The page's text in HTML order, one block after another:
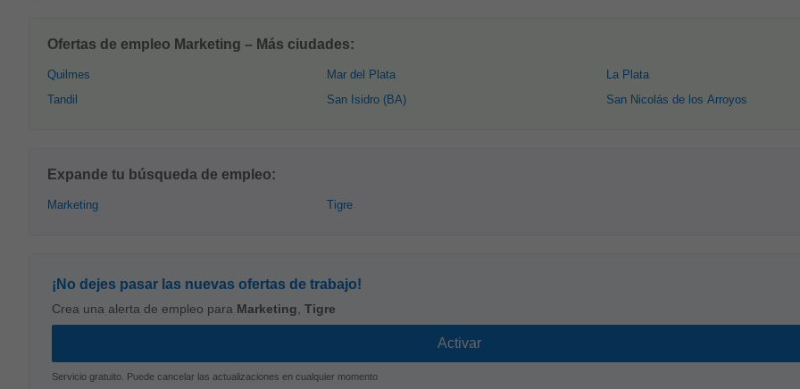
Ofertas de empleo Marketing – Más ciudades:
Quilmes
Tandil
Mar del Plata
San Isidro (BA)
La Plata
San Nicolás de los Arroyos
Expande tu búsqueda de empleo:
Marketing Tigre
¡No dejes pasar las nuevas ofertas de trabajo!
Crea una alerta de empleo para Marketing Tigre
Servicio gratuito. Puede cancelar las actualizaciones en cualquier momento